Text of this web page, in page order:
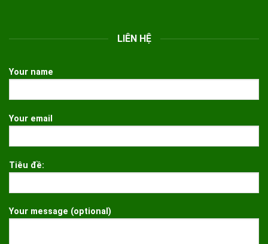
LIÊN HỆ
Your name
Your email
Tiêu đề:
Your message (optional)